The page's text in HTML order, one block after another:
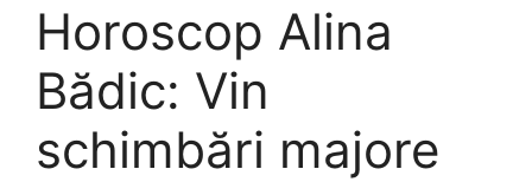
Horoscop Alina
Bădic: Vin
schimbări majore